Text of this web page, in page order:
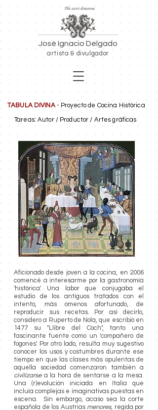
Hic sunt dracones
José Ignacio Delgado
artista & divulgador
TABULA DIVINA - Proyecto de Cocina Histórica
Tareas: Autor / Productor / Artes gráficas
Aficionado desde joven a la cocina, en 2006
comencé a interesarme por la gastronomía
'histórica'. Una labor que conjugaba el
estudio de los antiguos tratados con el
intento, más omenos afortunado, de
reproducir sus recetas. Por así decirlo,
considero a Ruperto de Nola, que escribió en
1477 su "Llibre del Coch", tanto una
fascinante fuente como un 'compañero de
fogones'. Por otro lado, resulta muy sugestivo
conocer los usos y costumbres durante ese
tiempo en que las clases más opulentas de
aquella sociedad comenzaron también a
civilizarsea la hora de sentarse a la mesa.
Una (r)evolución iniciada en Italia que
incluía complejas e imaginativas puestas en
escena. Sin embargo, acaso sea la corte
española de los Austrias menores, regida por